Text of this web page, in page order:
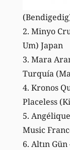
2. Minyo
Um) Japan
3. Mara
Turquía
4. Kronos
Placeless
5.
Music
6. Altın